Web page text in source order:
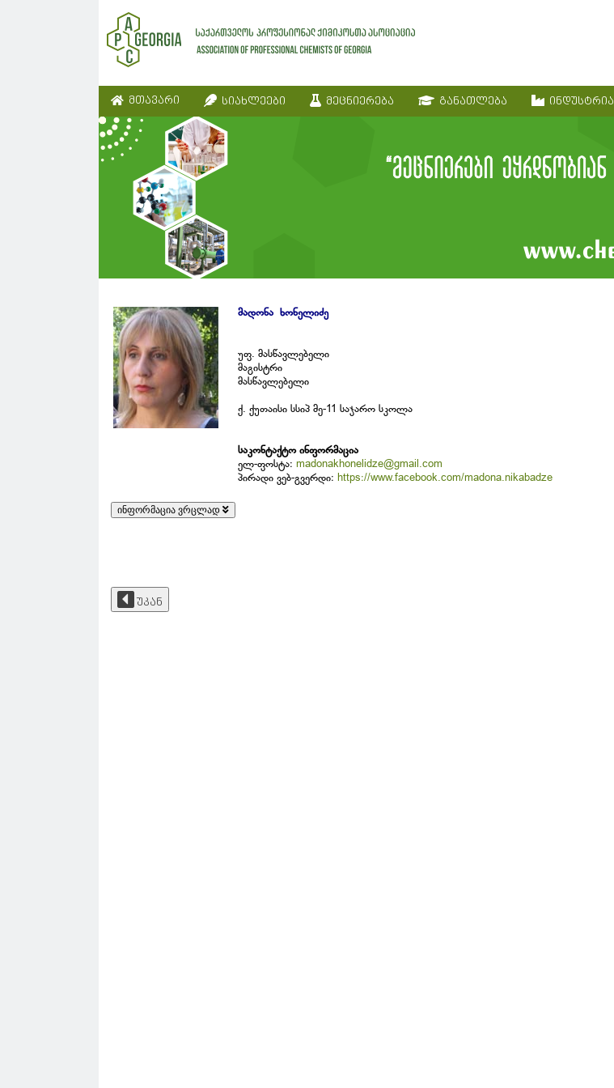
მთავარი სიახლეები მეცნიერება განათლება ინდუსტრია
მადონა ხონელიძე
უფ. მასწავლებელი
მაგისტრი
მასწავლებელი
ქ. ქუთაისი სსიპ მე-11 საჯარო სკოლა
საკონტაქტო ინფორმაცია
ელ-ფოსტა: madonakhonelidze@gmail.com
პირადი ვებ-გვერდი: https://www.facebook.com/madona.nikabadze
ინფორმაცია ვრცლად
უკან